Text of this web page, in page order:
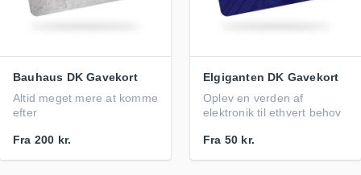
Bauhaus DK Gavekort
Altid meget mere at komme
efter
Fra 200 kr.
Elgiganten DK Gavekort
Oplev en verden af
elektronik til ethvert behov
Fra 50 kr.